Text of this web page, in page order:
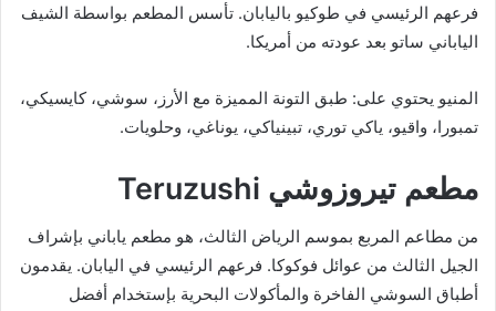
فرعهم الرئيسي في طوكيو باليابان. تأسس المطعم بواسطة الشيف
الياباني ساتو بعد عودته من أمريكا.
المنيو يحتوي على: طبق التونة المميزة مع الأرز، سوشي، كايسيكي،
تمبورا، واقيو، ياكي توري، تبينياكي، يوناغي، وحلويات.
مطعم تيروزوشي Teruzushi
من مطاعم المربع بموسم الرياض الثالث، هو مطعم ياباني بإشراف
الجيل الثالث من عوائل فوكوكا. فرعهم الرئيسي في اليابان. يقدمون
أطباق السوشي الفاخرة والمأكولات البحرية بإستخدام أفضل